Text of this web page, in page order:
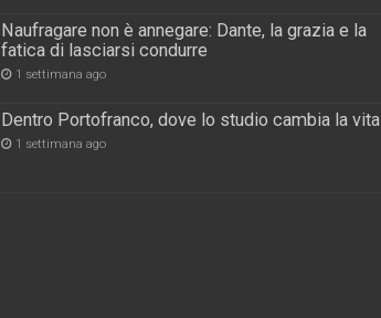
Naufragare non è annegare: Dante, la grazia e la
fatica di lasciarsi condurre
1 settimana ago
Dentro Portofranco, dove lo studio cambia la vita
1 settimana ago